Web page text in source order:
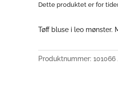
Dette produktet er for
Tøff bluse i leo mønster.
Produktnummer: 101066